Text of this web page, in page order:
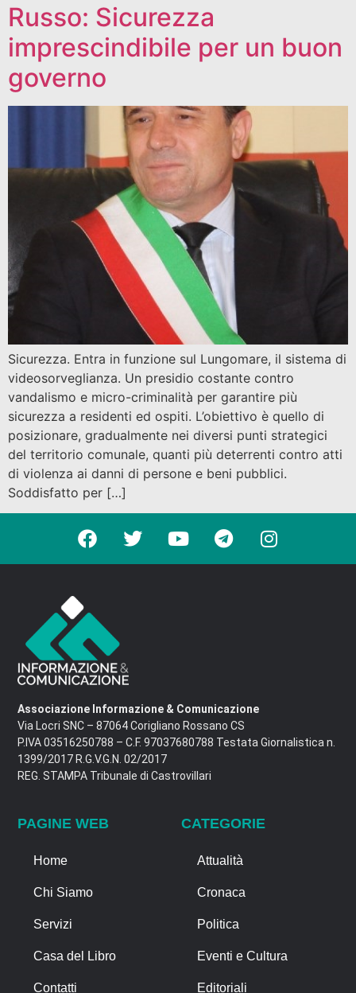
Russo: Sicurezza
imprescindibile per un buon
governo
Sicurezza. Entra in funzione sul Lungomare, il sistema di
videosorveglianza. Un presidio costante contro
vandalismo e micro-criminalità per garantire più
sicurezza a residenti ed ospiti. L’obiettivo è quello di
posizionare, gradualmente nei diversi punti strategici
del territorio comunale, quanti più deterrenti contro atti
di violenza ai danni di persone e beni pubblici.
Soddisfatto per […]
Associazione Informazione & Comunicazione
Via Locri SNC – 87064 Corigliano Rossano CS
P.IVA 03516250788 – C.F. 97037680788 Testata Giornalistica n.
1399/2017 R.G.V.G.N. 02/2017
REG. STAMPA Tribunale di Castrovillari
PAGINE WEB
Home
Chi Siamo
Servizi
Casa del Libro
Contatti
CATEGORIE
Attualità
Cronaca
Politica
Eventi e Cultura
Editoriali